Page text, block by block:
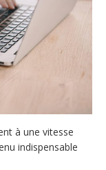
à une vitesse
indispensable